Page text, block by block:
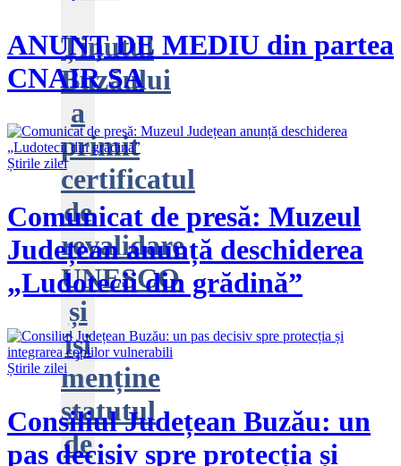
Ținutul
Buzăului
a
primit
certificatul
de
revalidare
UNESCO
și
își
menține
statutul
de
ANUNȚ DE MEDIU din partea
CNAIR SA
Știrile zilei
Comunicat de presă: Muzeul
Județean anunță deschiderea
„Ludotecii din grădină”
Știrile zilei
Consiliul Județean Buzău: un
pas decisiv spre protecția și